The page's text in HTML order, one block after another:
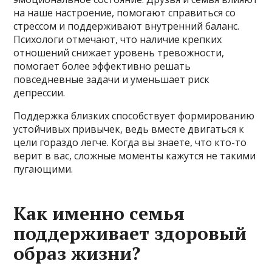
на наше настроение, помогают справиться со
стрессом и поддерживают внутренний баланс.
Психологи отмечают, что наличие крепких
отношений снижает уровень тревожности,
помогает более эффективно решать
повседневные задачи и уменьшает риск
депрессии.
Поддержка близких способствует формированию
устойчивых привычек, ведь вместе двигаться к
цели гораздо легче. Когда вы знаете, что кто-то
верит в вас, сложные моменты кажутся не такими
пугающими.
Как именно семья
поддерживает здоровый
образ жизни?